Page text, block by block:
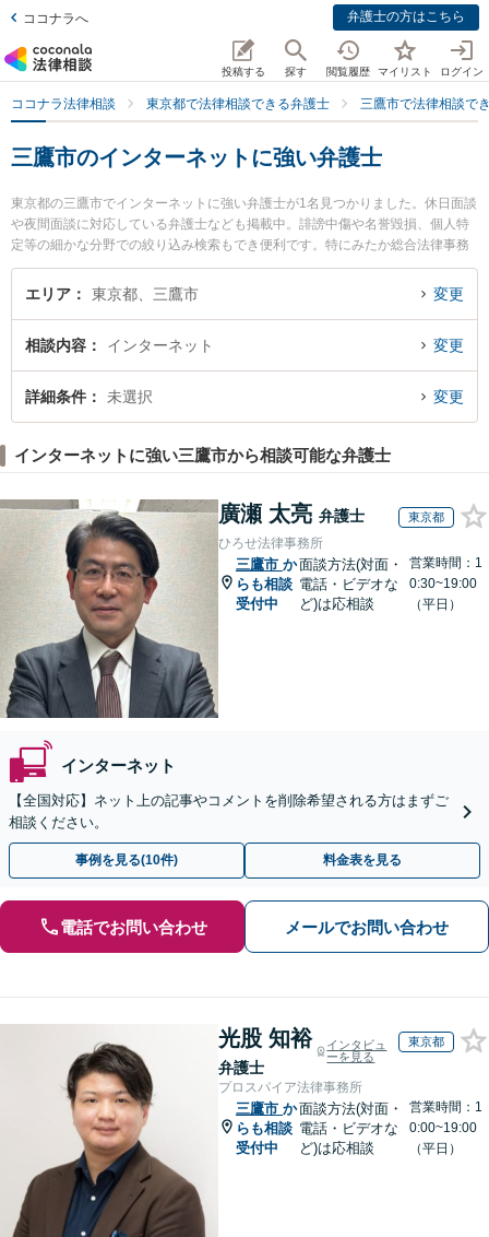
ココナラへ 弁護士の方はこちら
投稿する 探す 閲覧履歴 マイリスト ログイン
ココナラ法律相談 東京都で法律相談できる弁護士 三鷹市で法律相談で
三鷹市のインターネットに強い弁護士
東京都の三鷹市でインターネットに強い弁護士が1名見つかりました。休日面談
や夜間面談に対応している弁護士なども掲載中。誹謗中傷や名誉毀損、個人特
定等の細かな分野での絞り込み検索もでき便利です。特にみたか総合法律事務
所の齊藤 遼亮弁護士のプロフィール情報や弁護士費用、強みなどが注目されて
います。『三鷹市で土日や夜間に発生したインターネットのトラブルを今すぐ
市内の弁護士に相談予約したい』などでお困りの相談者さんにおすすめです。
エリア 東京都、三鷹市 変更
相談内容 インターネット 変更
詳細条件 未選択 変更
インターネットに強い三鷹市から相談可能な弁護士
廣瀬 太亮 弁護士 東京都
ひろせ法律事務所
三鷹市 か
らも相談
受付中
面談方法(対面・
電話・ビデオな
ど)は応相談
営業時間：1
0:30~19:00
（平日）
インターネット
【全国対応】ネット上の記事やコメントを削除希望される方はまずご
相談ください。
事例を見る(10件) 料金表を見る
電話でお問い合わせ メールでお問い合わせ
光股 知裕
弁護士
インタビュ
ーを見る
東京都
プロスパイア法律事務所
三鷹市 か
らも相談
受付中
面談方法(対面・
電話・ビデオな
ど)は応相談
営業時間：1
0:00~19:00
（平日）